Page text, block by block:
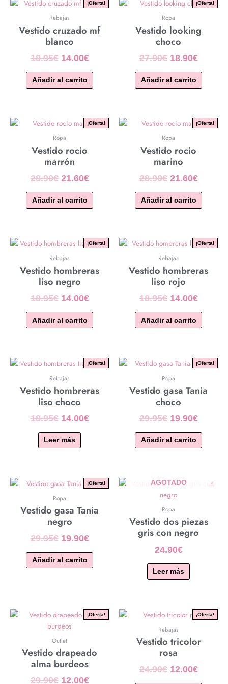
¡Oferta!
Rebajas
Vestido cruzado mf
blanco
18.95€
El
precio
original
era:
14.00€
El
actual
Añadir al carrito
¡Oferta!
Ropa
Vestido looking
choco
27.90€
El
precio
original
era:
18.90€
El
actual
es:
Añadir al carrito
¡Oferta!
Ropa
Vestido rocio
marrón
28.90€
El
precio
original
era:
21.60€
El
Añadir al carrito
¡Oferta!
Ropa
Vestido rocio
marino
28.90€
El
precio
original
era:
21.60€
El
Añadir al carrito
¡Oferta!
Rebajas
Vestido hombreras
liso negro
18.95€
El
precio
original
era:
18.95€.
14.00€
El
Añadir al carrito
¡Oferta!
Rebajas
Vestido hombreras
liso rojo
18.95€
El
precio
original
era:
18.95€.
14.00€
El
Añadir al carrito
¡Oferta!
Rebajas
Vestido hombreras
liso choco
18.95€
El
precio
original
era:
14.00€
El
Leer más
¡Oferta!
Ropa
Vestido gasa Tania
choco
29.95€
El
precio
original
era:
19.90€
El
actual
Añadir al carrito
¡Oferta!
Ropa
Vestido gasa Tania
negro
29.95€
El
precio
original
era:
29.95€.
19.90€
El
actual
Añadir al carrito
AGOTADO
Ropa
Vestido dos piezas
gris con negro
24.90€
Leer más
¡Oferta!
Outlet
Vestido drapeado
alma burdeos
29.90€
El
precio
original
era:
29.90€.
12.00€
El
es:
¡Oferta!
Rebajas
Vestido tricolor
rosa
24.90€
El
precio
original
era:
12.00€
El
actual